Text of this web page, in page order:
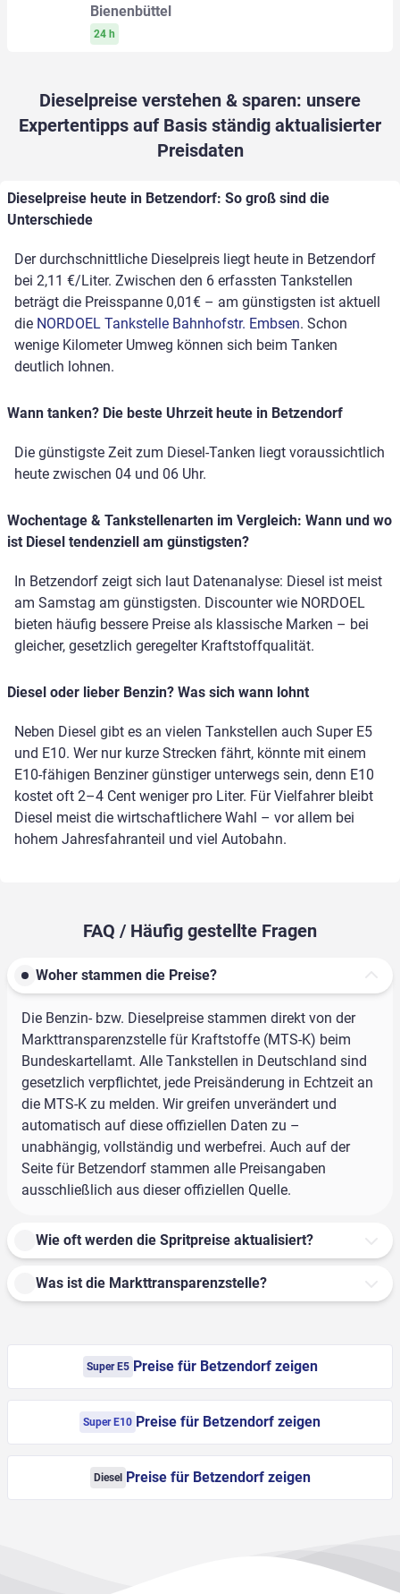
Bienenbüttel
24 h
Dieselpreise verstehen & sparen: unsere
Expertentipps auf Basis ständig aktualisierter
Preisdaten
Dieselpreise heute in Betzendorf: So groß sind die
Unterschiede
Der durchschnittliche Dieselpreis liegt heute in Betzendorf
bei 2,11 €/Liter. Zwischen den 6 erfassten Tankstellen
beträgt die Preisspanne 0,01€ – am günstigsten ist aktuell
die NORDOEL Tankstelle Bahnhofstr. Embsen. Schon
wenige Kilometer Umweg können sich beim Tanken
deutlich lohnen.
Wann tanken? Die beste Uhrzeit heute in Betzendorf
Die günstigste Zeit zum Diesel-Tanken liegt voraussichtlich
heute zwischen 04 und 06 Uhr.
Wochentage & Tankstellenarten im Vergleich: Wann und wo
ist Diesel tendenziell am günstigsten?
In Betzendorf zeigt sich laut Datenanalyse: Diesel ist meist
am Samstag am günstigsten. Discounter wie NORDOEL
bieten häufig bessere Preise als klassische Marken – bei
gleicher, gesetzlich geregelter Kraftstoffqualität.
Diesel oder lieber Benzin? Was sich wann lohnt
Neben Diesel gibt es an vielen Tankstellen auch Super E5
und E10. Wer nur kurze Strecken fährt, könnte mit einem
E10-fähigen Benziner günstiger unterwegs sein, denn E10
kostet oft 2–4 Cent weniger pro Liter. Für Vielfahrer bleibt
Diesel meist die wirtschaftlichere Wahl – vor allem bei
hohem Jahresfahranteil und viel Autobahn.
FAQ / Häufig gestellte Fragen
Woher stammen die Preise?
Die Benzin- bzw. Dieselpreise stammen direkt von der
Markttransparenzstelle für Kraftstoffe (MTS-K) beim
Bundeskartellamt. Alle Tankstellen in Deutschland sind
gesetzlich verpflichtet, jede Preisänderung in Echtzeit an
die MTS-K zu melden. Wir greifen unverändert und
automatisch auf diese offiziellen Daten zu –
unabhängig, vollständig und werbefrei. Auch auf der
Seite für Betzendorf stammen alle Preisangaben
ausschließlich aus dieser offiziellen Quelle.
Wie oft werden die Spritpreise aktualisiert?
Was ist die Markttransparenzstelle?
Super E5 Preise für Betzendorf zeigen
Super E10 Preise für Betzendorf zeigen
Diesel Preise für Betzendorf zeigen